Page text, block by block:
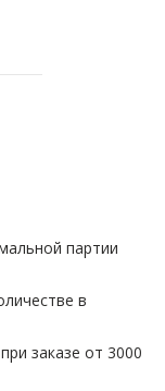
партии
в
заказе от 3000